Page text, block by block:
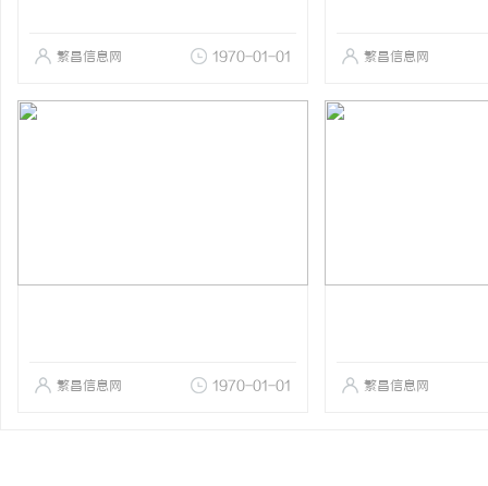
繁昌信息网 1970-01-01 繁昌信息网
繁昌信息网 1970-01-01 繁昌信息网